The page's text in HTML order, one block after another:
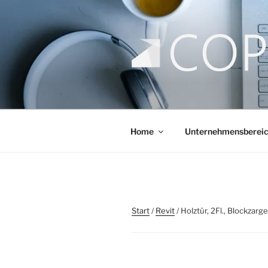
COPLI
taking better decisions!
Home
Start/Revit/ Holztür, 2Fl., Blockzarge